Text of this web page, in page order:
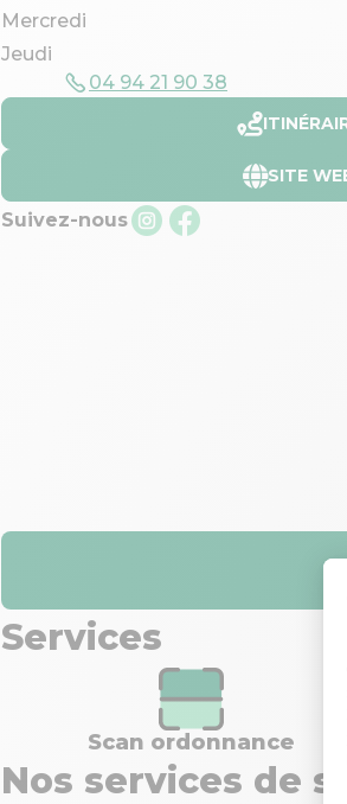
Mercredi
Jeudi
04 94 21 90 38
SITE
Suivez-nous
Services
Scan ordonnance
Nos services de